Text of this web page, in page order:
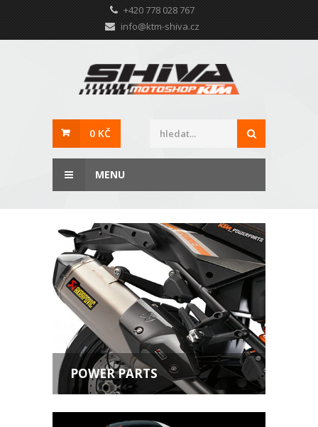
+420 778 028 767
info@ktm-shiva.cz
0 KČ
MENU
POWER PARTS